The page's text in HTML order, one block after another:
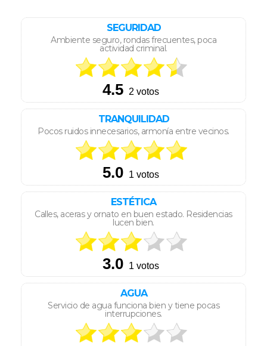
SEGURIDAD
Ambiente seguro, rondas frecuentes, poca
actividad criminal.
TRANQUILIDAD
Pocos ruidos innecesarios, armonía entre vecinos.
ESTÉTICA
Calles, aceras y ornato en buen estado. Residencias
lucen bien.
AGUA
Servicio de agua funciona bien y tiene pocas
interrupciones.